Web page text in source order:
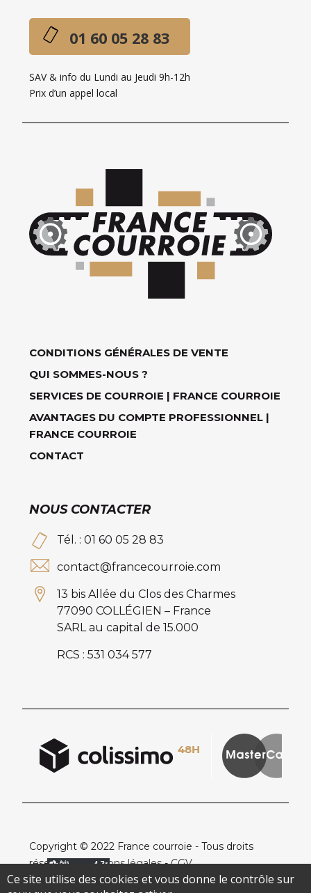
01 60 05 28 83
SAV & info du Lundi au Jeudi 9h-12h
Prix d’un appel local
CONDITIONS GÉNÉRALES DE VENTE
QUI SOMMES-NOUS ?
SERVICES DE COURROIE | FRANCE COURROIE
AVANTAGES DU COMPTE PROFESSIONNEL |
FRANCE COURROIE
CONTACT
NOUS CONTACTER
Tél. : 01 60 05 28 83
contact@francecourroie.com
13 bis Allée du Clos des Charmes
77090 COLLÉGIEN – France
SARL au capital de 15.000
RCS : 531 034 577
Copyright © 2022 France courroie - Tous droits
réservés -
Mentions légales-CGV
Ce site utilise des cookies et vous donne le contrôle sur